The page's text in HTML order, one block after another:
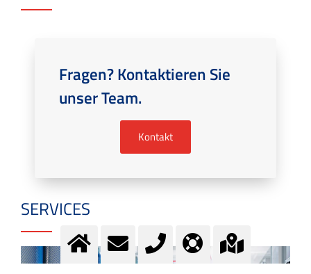
Fragen? Kontaktieren Sie
unser Team.
Kontakt
SERVICES